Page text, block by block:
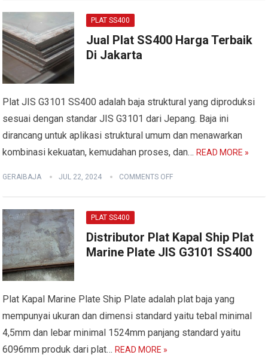
PLAT SS400
Jual Plat SS400 Harga Terbaik
Di Jakarta
Plat JIS G3101 SS400 adalah baja struktural yang diproduksi
sesuai dengan standar JIS G3101 dari Jepang. Baja ini
dirancang untuk aplikasi struktural umum dan menawarkan
kombinasi kekuatan, kemudahan proses, dan…READ MORE »
GERAIBAJA JUL 22, 2024 COMMENTS OFF
PLAT SS400
Distributor Plat Kapal Ship Plat
Marine Plate JIS G3101 SS400
Plat Kapal Marine Plate Ship Plate adalah plat baja yang
mempunyai ukuran dan dimensi standard yaitu tebal minimal
4,5mm dan lebar minimal 1524mm panjang standard yaitu
6096mm produk dari plat…READ MORE »